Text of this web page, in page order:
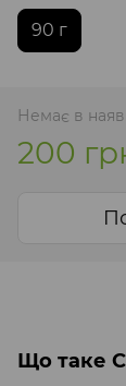
90 г
Немає в
200
Що таке